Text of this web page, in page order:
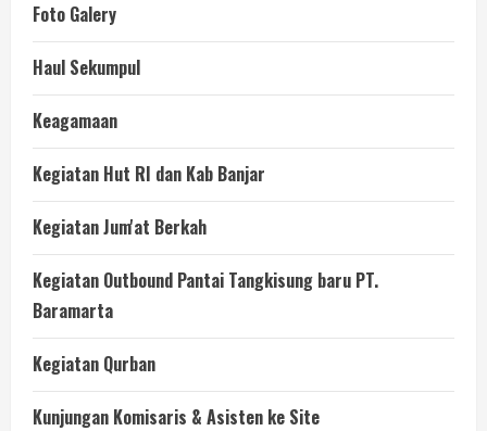
Foto Galery
Haul Sekumpul
Keagamaan
Kegiatan Hut RI dan Kab Banjar
Kegiatan Jum'at Berkah
Kegiatan Outbound Pantai Tangkisung baru PT.
Baramarta
Kegiatan Qurban
Kunjungan Komisaris & Asisten ke Site